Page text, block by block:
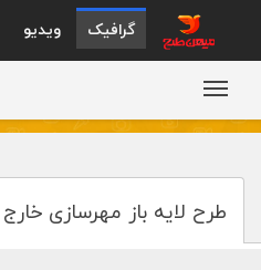
گرافیک ویدیو
طرح لایه باز مهرسازی